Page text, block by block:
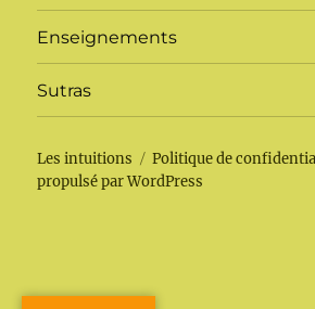
Enseignements
Sutras
Les intuitions Politique de
propulsé par WordPress